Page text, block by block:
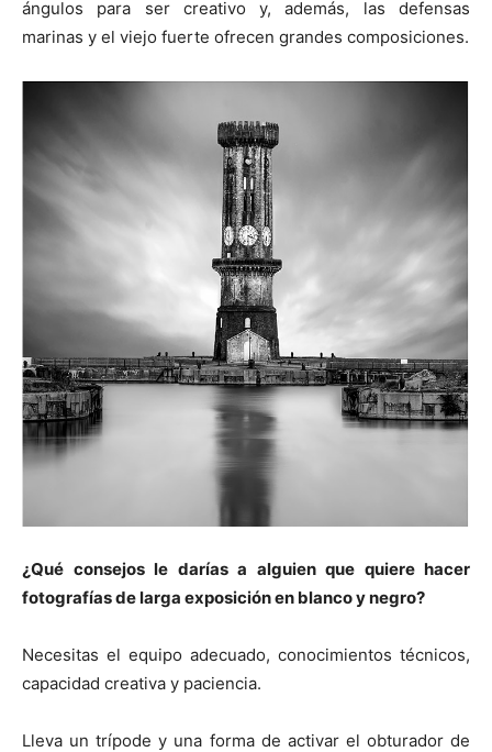
ángulos para ser creativo y, además, las defensas
marinas y el viejo fuerte ofrecen grandes composiciones.
¿Qué consejos le darías a alguien que quiere hacer
fotografías de larga exposición en blanco y negro?
Necesitas el equipo adecuado, conocimientos técnicos,
capacidad creativa y paciencia.
Lleva un trípode y una forma de activar el obturador de